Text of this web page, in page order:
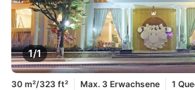
1/1
30 m²/323 ft² Max. 3 Erwachsene
1